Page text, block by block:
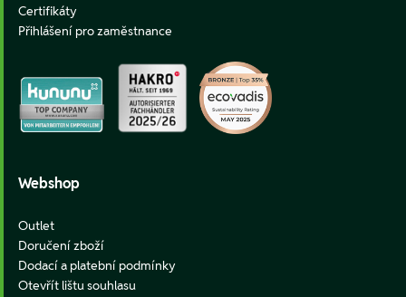
Certifikáty
Přihlášení pro zaměstnance
Webshop
Outlet
Doručení zboží
Dodací a platební podmínky
Otevřít lištu souhlasu